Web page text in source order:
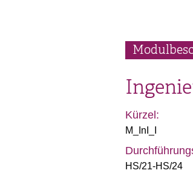
Kürzel:
M_InI_I
HS/21-HS/24